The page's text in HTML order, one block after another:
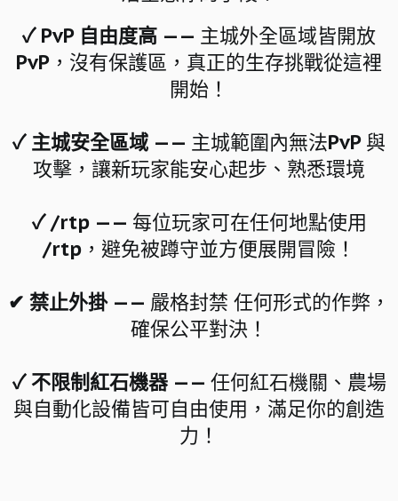
✓ PvP 自由度高 —— 主城外全區域皆開放
PvP，沒有保護區，真正的生存挑戰從這裡
開始！
✓ 主城安全區域 —— 主城範圍內無法PvP 與
攻擊，讓新玩家能安心起步、熟悉環境
✓/rtp —— 每位玩家可在任何地點使用
/rtp，避免被蹲守並方便展開冒險！
✔ 禁止外掛 —— 嚴格封禁 任何形式的作弊，
確保公平對決！
✓ 不限制紅石機器—— 任何紅石機關、農場
與自動化設備皆可自由使用，滿足你的創造
力！